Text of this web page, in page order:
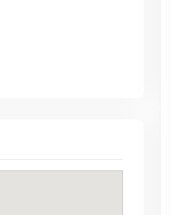
* BOB * Infrarotsauna.